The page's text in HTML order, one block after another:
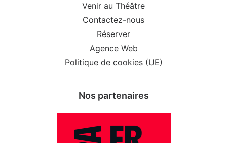
Venir au Théâtre
Contactez-nous
Réserver
Agence Web
Politique de cookies (UE)
Nos partenaires